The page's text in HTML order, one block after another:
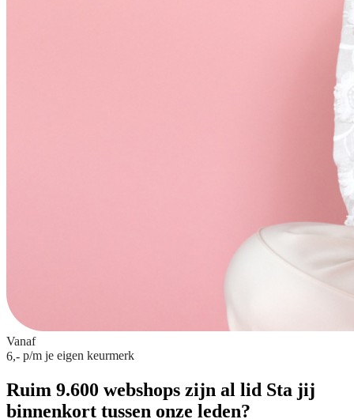
Vanaf
6,- p/m je eigen keurmerk
Ruim 9.600 webshops zijn al lid Sta jij
binnenkort tussen onze leden?